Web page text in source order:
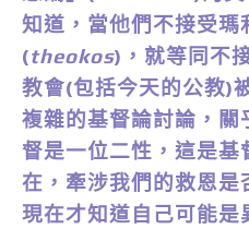
知道，當他們不接受瑪
(theokos)，就等同不
教會(包括今天的公教)
複雜的基督論討論，關
督是一位二性，這是基
在，牽涉我們的救恩是
現在才知道自己可能是